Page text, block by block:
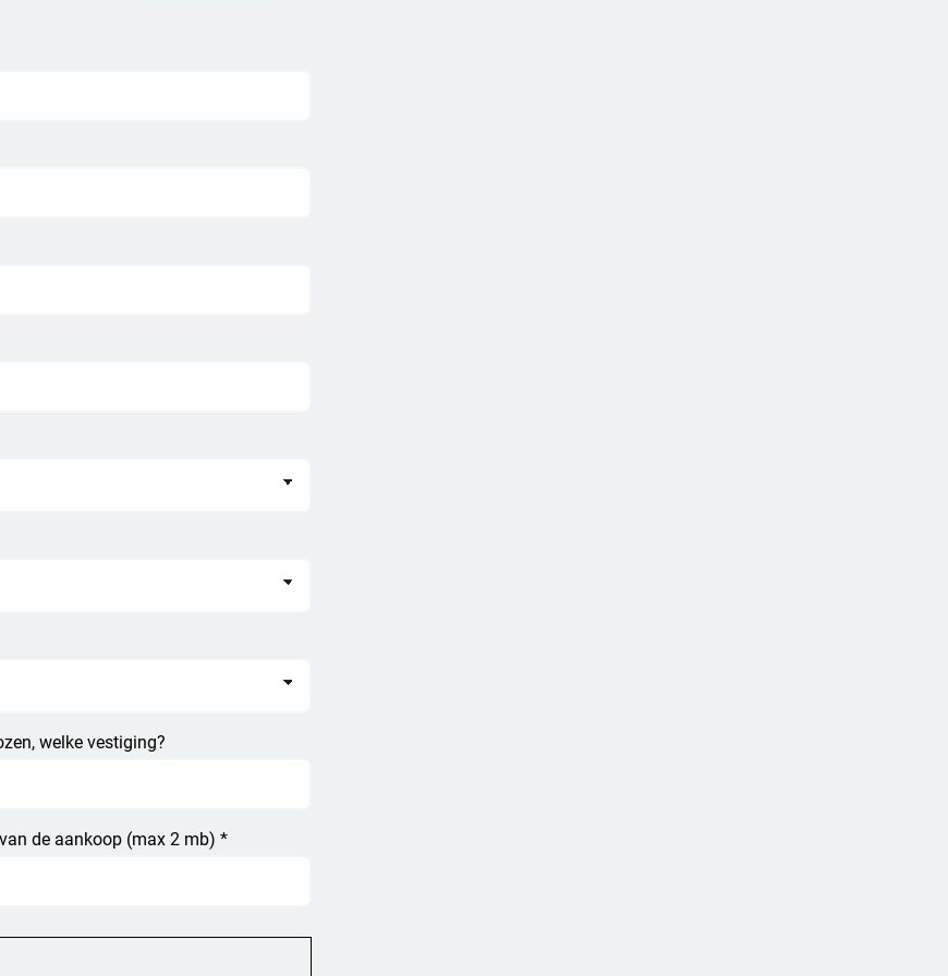
welke vestiging?
de aankoop (max 2 mb) *